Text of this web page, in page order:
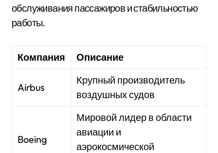
обслуживания пассажиров и стабильностью
работы.
Компания Описание
Airbus
Крупный производитель
воздушных судов
Boeing
Мировой лидер в области
авиации и
аэрокосмической